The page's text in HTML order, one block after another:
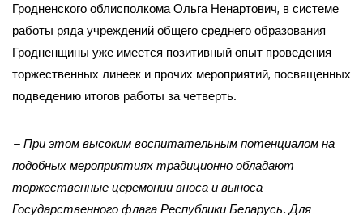
Гродненского облисполкома Ольга Ненартович, в системе
работы ряда учреждений общего среднего образования
Гродненщины уже имеется позитивный опыт проведения
торжественных линеек и прочих мероприятий, посвященных
подведению итогов работы за четверть.
– При этом высоким воспитательным потенциалом на
подобных мероприятиях традиционно обладают
торжественные церемонии вноса и выноса
Государственного флага Республики Беларусь. Для